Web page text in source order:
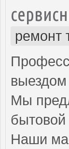
ремонт
Мы
бытовой
Наши